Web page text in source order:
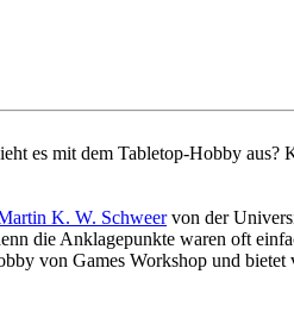
es mit dem Tabletop-Hobby aus?
K. W. Schweervon der
die Anklagepunkte waren oft
von Games Workshop und bietet